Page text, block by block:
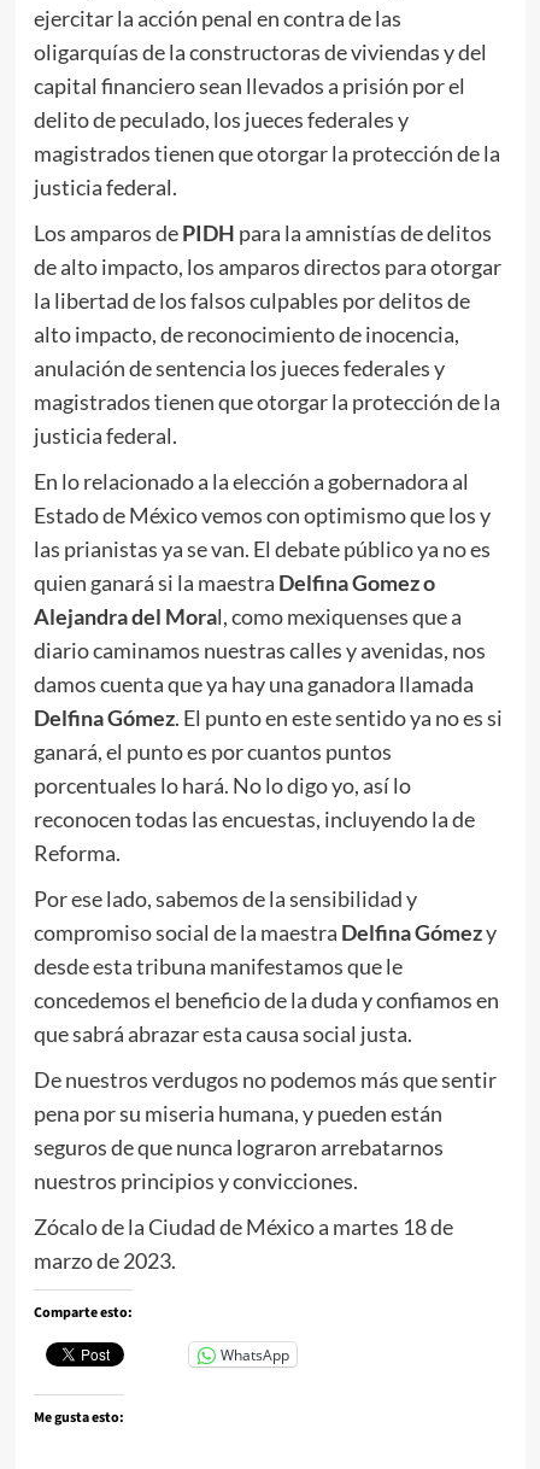
ejercitar la acción penal en contra de las
oligarquías de la constructoras de viviendas y del
capital financiero sean llevados a prisión por el
delito de peculado, los jueces federales y
magistrados tienen que otorgar la protección de la
justicia federal.
Los amparos dePIDH para la amnistías de delitos
de alto impacto, los amparos directos para otorgar
la libertad de los falsos culpables por delitos de
alto impacto, de reconocimiento de inocencia,
anulación de sentencia los jueces federales y
magistrados tienen que otorgar la protección de la
justicia federal.
En lo relacionado a la elección a gobernadora al
Estado de México vemos con optimismo que los y
las prianistas ya se van. El debate público ya no es
quien ganará si la maestra Delfina Gomez o
Alejandra del Moral, como mexiquenses que a
diario caminamos nuestras calles y avenidas, nos
damos cuenta que ya hay una ganadora llamada
Delfina Gómez. El punto en este sentido ya no es si
ganará, el punto es por cuantos puntos
porcentuales lo hará. No lo digo yo, así lo
reconocen todas las encuestas, incluyendo la de
Reforma.
Por ese lado, sabemos de la sensibilidad y
compromiso social de la maestra Delfina Gómezy
desde esta tribuna manifestamos que le
concedemos el beneficio de la duda y confiamos en
que sabrá abrazar esta causa social justa.
De nuestros verdugos no podemos más que sentir
pena por su miseria humana, y pueden están
seguros de que nunca lograron arrebatarnos
nuestros principios y convicciones.
Zócalo de la Ciudad de México a martes 18 de
marzo de 2023.
Comparte esto:
WhatsApp
Me gusta esto: